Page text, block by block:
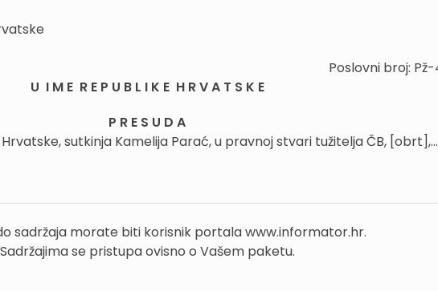
Poslovni broj:
U I M E R E P U B L I K E H R V A T S K E
P R E S U D A
sutkinja Kamelija Parać, u pravnoj stvari tužitelja ČB, [obrt],...
sadržaja morate biti korisnik portala www.informator.hr.
Sadržajima se pristupa ovisno o Vašem paketu.